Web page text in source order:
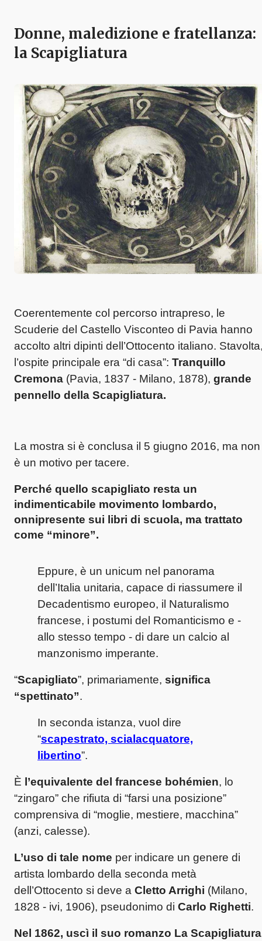
Donne, maledizione e fratellanza:
la Scapigliatura
Coerentemente col percorso intrapreso, le
Scuderie del Castello Visconteo di Pavia hanno
accolto altri dipinti dell’Ottocento italiano.
l’ospite principale era “di casa”: Tranquillo
Cremona (Pavia, 1837 - Milano, 1878), grande
pennello della Scapigliatura.
La mostra si è conclusa il 5 giugno 2016, ma non
è un motivo per tacere.
Perché quello scapigliato resta un
indimenticabile movimento lombardo,
onnipresente sui libri di scuola, ma trattato
come “minore”.
Eppure, è un unicum nel panorama
dell’Italia unitaria, capace di riassumere il
Decadentismo europeo, il Naturalismo
francese, i postumi del Romanticismo e -
allo stesso tempo - di dare un calcio al
manzonismo imperante.
“Scapigliato”, primariamente, significa
“spettinato”.
In seconda istanza, vuol dire
“scapestrato, scialacquatore,
libertino”.
È l’equivalente del francese bohémien, lo
“zingaro” che rifiuta di “farsi una posizione”
comprensiva di “moglie, mestiere, macchina”
(anzi, calesse).
L’uso di tale nome per indicare un genere di
artista lombardo della seconda metà
dell’Ottocento si deve a Cletto Arrighi (Milano,
1828 - ivi, 1906), pseudonimo di Carlo Righetti.
Nel 1862, uscì il suo romanzo La Scapigliatura